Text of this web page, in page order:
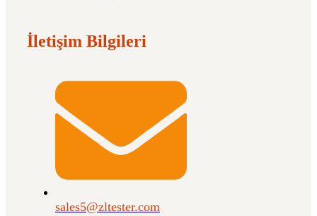
İletişim Bilgileri
sales5@zltester.com